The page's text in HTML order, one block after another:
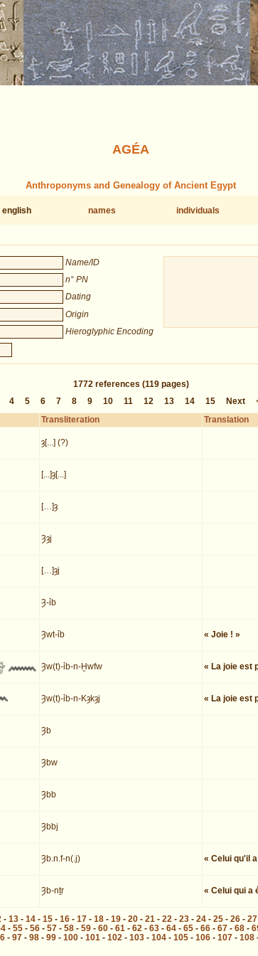
AGÉA
Anthroponyms and Genealogy of Ancient Egypt
english names individuals
Name/ID
n° PN
Dating
Origin
Hieroglyphic Encoding
1772 references (119 pages)
4 5 6 7 8 9 10 11 12 13 14 15 Next
Transliteration Translation
ȝ[...] (?)
[...]ȝ[...]
[…]ȝ
Ȝȝj
[…]ȝj
Ȝ-ỉb
Ȝwt-ỉb « Joie ! »
Ȝw(t)-ỉb-n-Ḫwfw « La joie est
Ȝw(t)-ỉb-n-Kȝkȝj « La joie est
Ȝb
Ȝbw
Ȝbb
Ȝbbj
Ȝb.n.f-n(.j) « Celui qu'il
Ȝb-nṯr « Celui qui a
- 13- 14- 15- 16- 17- 18- 19- 20- 21- 22- 23- 24- 25- 26- 27
- 55- 56- 57- 58- 59- 60- 61- 62- 63- 64- 65- 66- 67- 68-
- 97- 98- 99- 100- 101- 102- 103- 104- 105- 106- 107- 108